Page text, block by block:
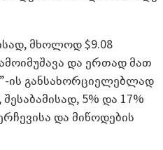
მხოლოდ $9.08
და ერთად მათ
ის განსახორციელებლად
5% და 17%
და მიწოდების